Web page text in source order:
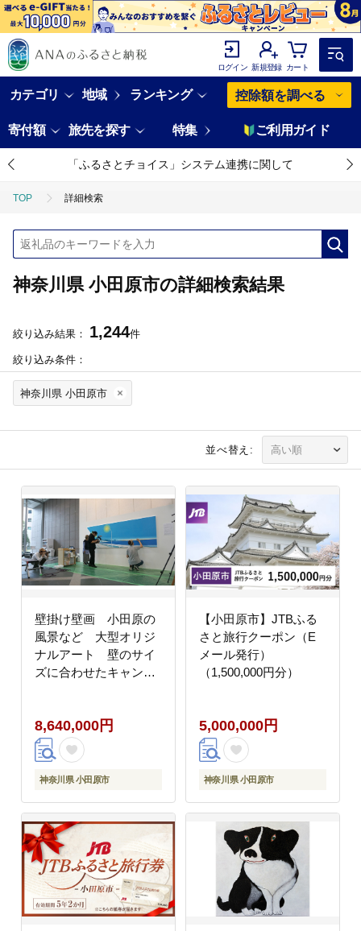
ログイン 新規登録 カート
カテゴリ 地域 ランキング 控除額を調べる
寄付額 旅先を探す 特集 ご利用ガイド
災害支援ページはこちら
TOP 詳細検索
神奈川県 小田原市の詳細検索結果
絞り込み結果： 1,244件
絞り込み条件：
神奈川県 小田原市
並べ替え:
壁掛け壁画 小田原の
風景など 大型オリジ
ナルアート 壁のサイ
ズに合わせたキャンバ
8,640,000円
神奈川県 小田原市
【小田原市】JTBふる
さと旅行クーポン（E
メール発行）
（1,500,000円分）
5,000,000円
神奈川県 小田原市